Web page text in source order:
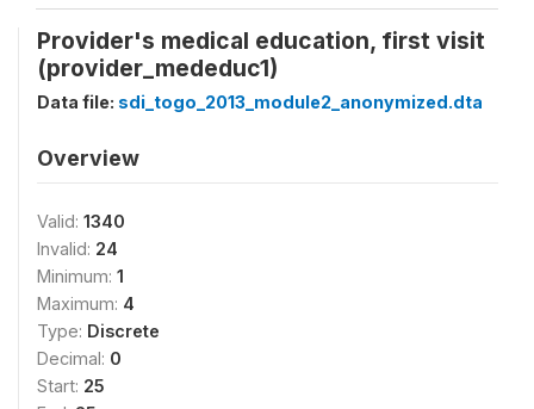
Provider's medical education, first visit
(provider_mededuc1)
Data file: sdi_togo_2013_module2_anonymized.dta
Overview
Valid: 1340
Invalid: 24
Minimum: 1
Maximum: 4
Type: Discrete
Decimal: 0
Start: 25